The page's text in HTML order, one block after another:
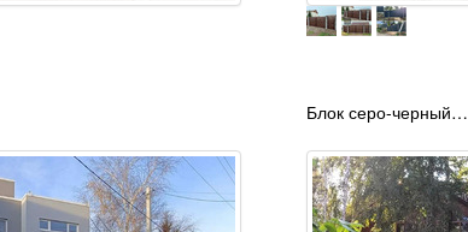
Блок серо-черный…